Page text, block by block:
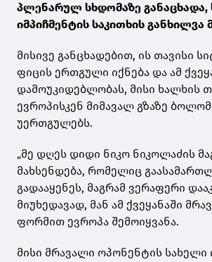
პლენარულ სხდომაზე განაცხადა,
იმპიჩმენტის საკითხის განხილვა
მისივე განცხადებით, ის თავისი
ფიცის ერთგული იქნება და ამ
დამოუკიდებლობას, მისი ხალხის
ევროპისკენ მიმავალ გზაზე
უერთგულებს.
„მე დღეს დიდი ნიკო ნიკოლაძის
მახსენდება, რომელიც
გადააყენეს, მაგრამ ვერაფერი
მიუხედავად, მან ამ ქვეყანაში
ფორმით ევროპა შემოიყვანა.
მისი მრავალი ოპონენტის სახელი